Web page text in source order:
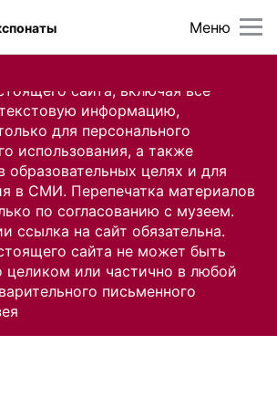
сайта, включая все
информацию,
для персонального
использования, а также
образовательных целях и для
в СМИ. Перепечатка материалов
по согласованию с музеем.
ссылка на сайт обязательна.
сайта не может быть
целиком или частично в любой
письменного
Меню